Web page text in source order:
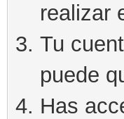
realizar
Tu
puede
Has